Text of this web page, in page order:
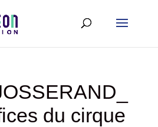
du cirque